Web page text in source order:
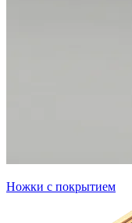
Ножки с покрытием